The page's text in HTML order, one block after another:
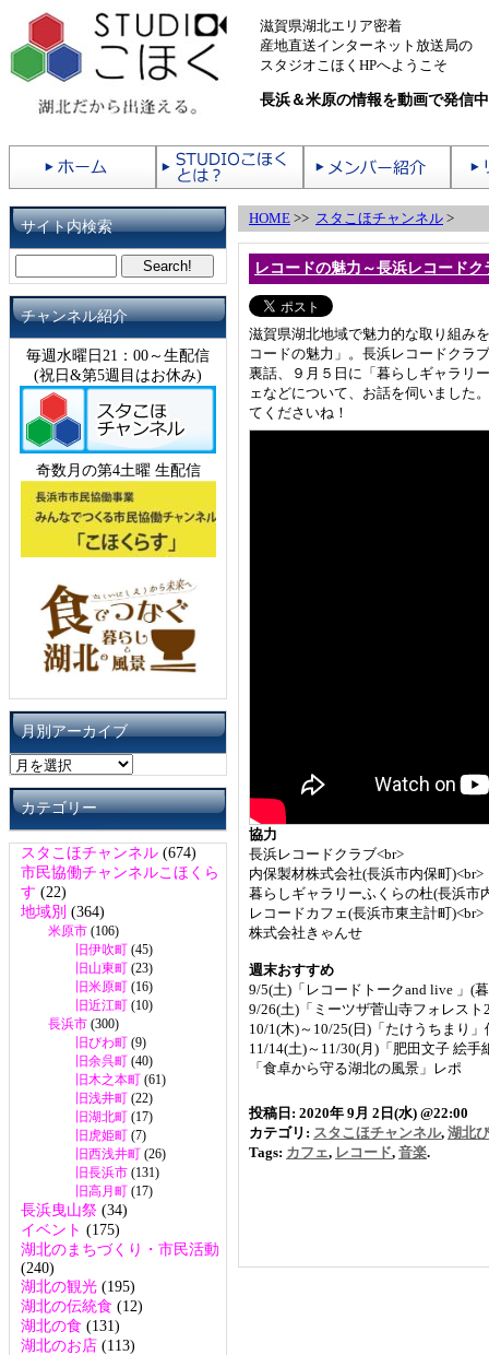
滋賀県湖北エリア密着
産地直送インターネット放送局の
スタジオこほくHPへようこそ
長浜＆米原の情報を動画で発信中
サイト内検索
チャンネル紹介
毎週水曜日21：00～生配信
(祝日&第5週目はお休み)
奇数月の第4土曜 生配信
月別アーカイブ
月
別
ア
カ
イ
ブ
カテゴリー
スタこほチャンネル (674)
市民協働チャンネルこほくら
す (22)
地域別 (364)
米原市 (106)
旧伊吹町 (45)
旧山東町 (23)
旧米原町 (16)
旧近江町 (10)
長浜市 (300)
旧びわ町 (9)
旧余呉町 (40)
旧木之本町 (61)
旧浅井町 (22)
旧湖北町 (17)
旧虎姫町 (7)
旧西浅井町 (26)
旧長浜市 (131)
旧高月町 (17)
長浜曳山祭 (34)
イベント (175)
湖北のまちづくり・市民活動
(240)
湖北の観光 (195)
湖北の伝統食 (12)
湖北の食 (131)
湖北のお店 (113)
HOME >> スタこほチャンネル >
レコードの魅力～長浜レコードク
滋賀県湖北地域で魅力的な取り組み
コードの魅力」。長浜レコードクラ
裏話、９月５日に「暮らしギャラリ
ェなどについて、お話を伺いました
てくださいね！
協力
長浜レコードクラブ<br>
内保製材株式会社(長浜市内保町)<br>
暮らしギャラリーふくらの杜(長浜市
レコードカフェ(長浜市東主計町)<br>
株式会社きゃんせ
週末おすすめ
9/5(土)「レコードトークand live 」(
9/26(土)「ミーツザ菅山寺フォレス
10/1(木)～10/25(日)「たけうちまり
11/14(土)～11/30(月)「肥田文子 絵
「食卓から守る湖北の風景」レポ
投稿日: 2020年 9月 2日(水) @22:00
カテゴリ: スタこほチャンネル, 湖北
Tags: カフェ, レコード, 音楽.